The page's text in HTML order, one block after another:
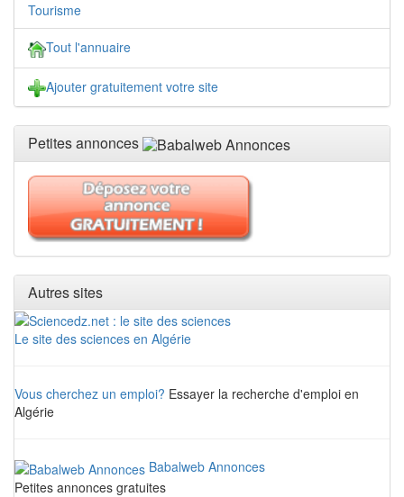
Tourisme
Tout l'annuaire
Ajouter gratuitement votre site
Petites annonces
Autres sites
Le site des sciences en Algérie
Vous cherchez un emploi? Essayer la recherche d'emploi en
Algérie
Babalweb Annonces
Petites annonces gratuites